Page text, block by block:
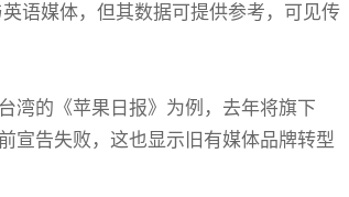
语媒体，但其数据可提供参考，可见传
湾的《苹果日报》为例，去年将旗下
宣告失败，这也显示旧有媒体品牌转型